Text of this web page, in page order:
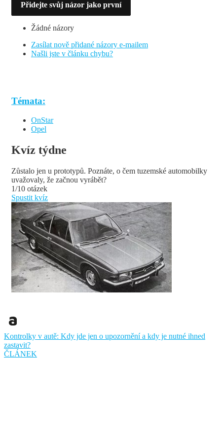
Přidejte svůj názor jako první
Žádné názory
Zasílat nově přidané názory e-mailem
Našli jste v článku chybu?
Témata:
OnStar
Opel
Kvíz týdne
Zůstalo jen u prototypů. Poznáte, o čem tuzemské automobilky
uvažovaly, že začnou vyrábět?
1/10 otázek
Spustit kvíz
Kontrolky v autě: Kdy jde jen o upozornění a kdy je nutné ihned
zastavit?
ČLÁNEK